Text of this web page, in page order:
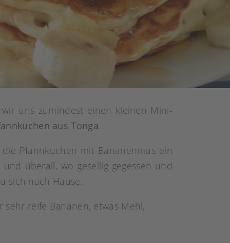
uns zumindest einen kleinen Mini-
aus Tonga.
Pfannkuchen mit Bananenmus ein
überall, wo gesellig gegessen und
sich nach Hause.
reife Bananen, etwas Mehl,